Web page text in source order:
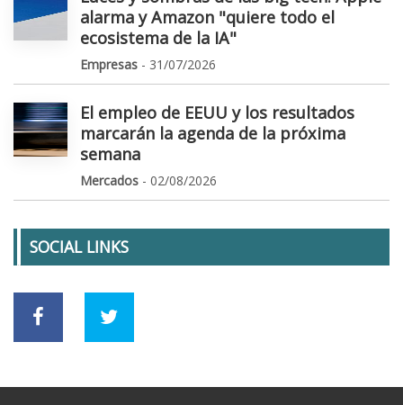
alarma y Amazon "quiere todo el
ecosistema de la IA"
Empresas - 31/07/2026
El empleo de EEUU y los resultados
marcarán la agenda de la próxima
semana
Mercados - 02/08/2026
SOCIAL LINKS